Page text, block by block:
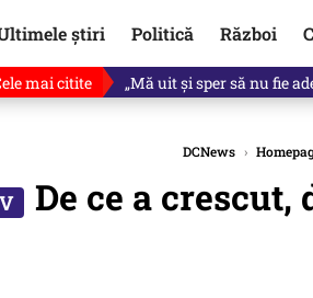
știri Politică Război
mai citite Revine în scenă o
DCNews ›
De ce a